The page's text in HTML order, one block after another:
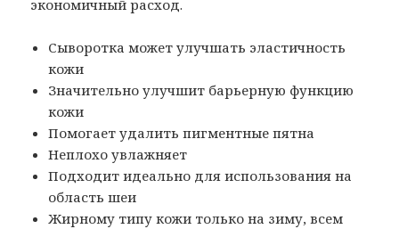
экономичный расход.
Сыворотка может улучшать эластичность
кожи
Значительно улучшит барьерную функцию
кожи
Помогает удалить пигментные пятна
Неплохо увлажняет
Подходит идеально для использования на
область шеи
Жирному типу кожи только на зиму, всем